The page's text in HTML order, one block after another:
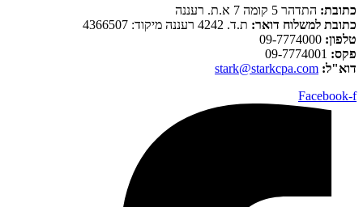
כתובת: התדהר 5 קומה 7 א.ת. רעננה
כתובת למשלוח דואר: ת.ד. 4242 רעננה מיקוד: 4366507
טלפון:
פקס:
דוא"ל: stark@starkcpa.com
Facebook-f